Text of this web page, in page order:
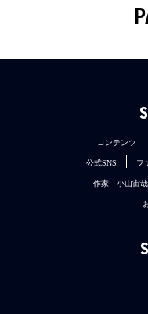
コンテンツ
公式SNS フ
作家 小山宙哉